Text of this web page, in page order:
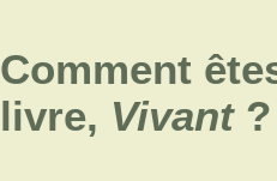
Comment
livre, Vivant?